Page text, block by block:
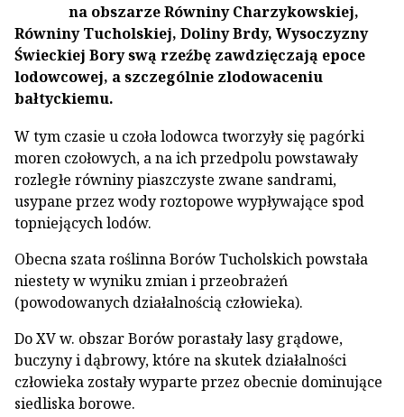
na obszarze Równiny Charzykowskiej,
Równiny Tucholskiej, Doliny Brdy, Wysoczyzny
Świeckiej Bory swą rzeźbę zawdzięczają epoce
lodowcowej, a szczególnie zlodowaceniu
bałtyckiemu.
W tym czasie u czoła lodowca tworzyły się pagórki
moren czołowych, a na ich przedpolu powstawały
rozległe równiny piaszczyste zwane sandrami,
usypane przez wody roztopowe wypływające spod
topniejących lodów.
Obecna szata roślinna Borów Tucholskich powstała
niestety w wyniku zmian i przeobrażeń
(powodowanych działalnością człowieka).
Do XV w. obszar Borów porastały lasy grądowe,
buczyny i dąbrowy, które na skutek działalności
człowieka zostały wyparte przez obecnie dominujące
siedliska borowe.